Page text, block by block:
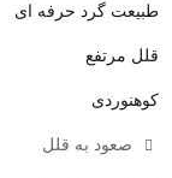
طبیعت گرد حرفه ای
قلل مرتفع
کوهنوردی
صعود به قلل